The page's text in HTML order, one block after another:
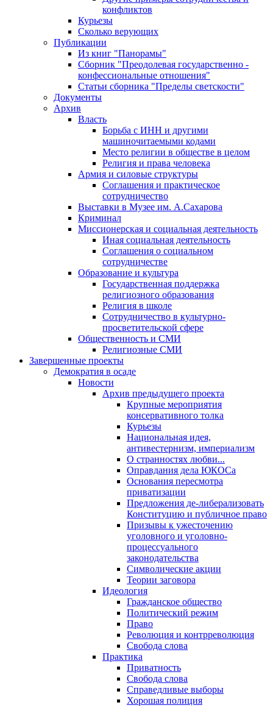
конфликтов
Курьезы
Сколько верующих
Публикации
Из книг "Панорамы"
Сборник "Преодолевая государственно -
конфессиональные отношения"
Статьи сборника "Пределы светскости"
Документы
Архив
Власть
Борьба с ИНН и другими
машиночитаемыми кодами
Место религии в обществе в целом
Религия и права человека
Армия и силовые структуры
Соглашения и практическое
сотрудничество
Выставки в Музее им. А.Сахарова
Криминал
Миссионерская и социальная деятельность
Иная социальная деятельность
Соглашения о социальном
сотрудничестве
Образование и культура
Государственная поддержка
религиозного образования
Религия в школе
Сотрудничество в культурно-
просветительской сфере
Общественность и СМИ
Религиозные СМИ
Завершенные проекты
Демократия в осаде
Новости
Архив предыдущего проекта
Крупные мероприятия
консервативного толка
Курьезы
Национальная идея,
антивестернизм, империализм
О странностях любви...
Оправдания дела ЮКОСа
Основания пересмотра
приватизации
Предложения де-либерализовать
Конституцию и публичное право
Призывы к ужесточению
уголовного и уголовно-
процессуального
законодательства
Символические акции
Теории заговора
Идеология
Гражданское общество
Политический режим
Право
Революция и контрреволюция
Свобода слова
Практика
Приватность
Свобода слова
Справедливые выборы
Хорошая полиция